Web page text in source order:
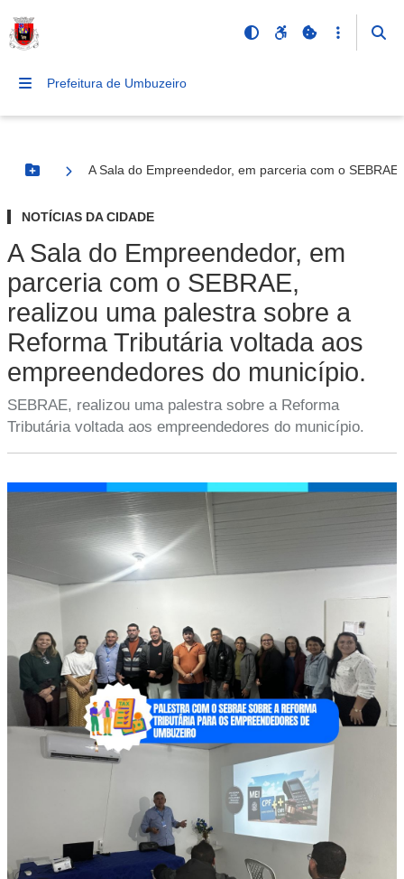
Prefeitura de Umbuzeiro
Botão Menu
A Sala do Empreendedor, em parceria com o
NOTÍCIAS DA CIDADE
A Sala do Empreendedor, em
parceria com o SEBRAE,
realizou uma palestra sobre a
Reforma Tributária voltada aos
empreendedores do município.
SEBRAE, realizou uma palestra sobre a Reforma
Tributária voltada aos empreendedores do município.